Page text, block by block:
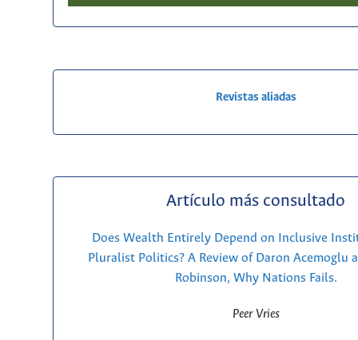
Revistas aliadas
Artículo más consultado
Does Wealth Entirely Depend on Inclusive
Pluralist Politics? A Review of Daron Acemoglu
Robinson, Why Nations Fails.
Peer Vries